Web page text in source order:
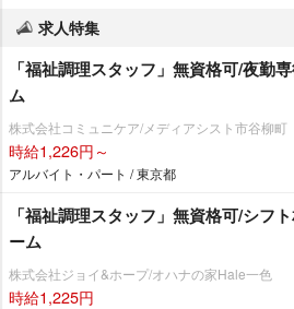
求人特集
「福祉調理スタッフ」無資格可/夜勤
ム
株式会社コミュニケア/メディアシスト市谷柳町
時給1,226円～
アルバイト・パート / 東京都
「福祉調理スタッフ」無資格可/シフ
ーム
株式会社ジョイ&ホープ/オハナの家Hale一色
時給1,225円